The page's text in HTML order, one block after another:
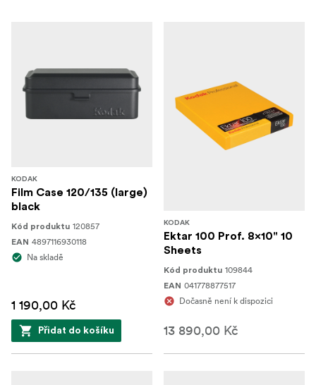
KODAK
Film Case 120/135 (large)
black
Kód produktu 120857
EAN 4897116930118
Na skladě
1 190,00 Kč
Přidat do košíku
KODAK
Ektar 100 Prof. 8x10" 10
Sheets
Kód produktu 109844
EAN 041778877517
Dočasně není k dispozici
13 890,00 Kč